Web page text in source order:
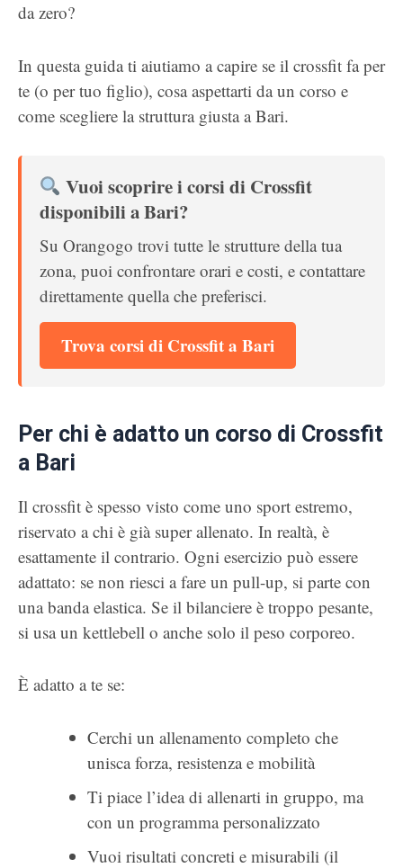
da zero?
In questa guida ti aiutiamo a capire se il crossfit fa per
te (o per tuo figlio), cosa aspettarti da un corso e
come scegliere la struttura giusta a Bari.
Vuoi scoprire i corsi di Crossfit
disponibili a Bari?
Su Orangogo trovi tutte le strutture della tua
zona, puoi confrontare orari e costi, e contattare
direttamente quella che preferisci.
Trova corsi di Crossfit a Bari
Per chi è adatto un corso di Crossfit
a Bari
Il crossfit è spesso visto come uno sport estremo,
riservato a chi è già super allenato. In realtà, è
esattamente il contrario. Ogni esercizio può essere
adattato: se non riesci a fare un pull-up, si parte con
una banda elastica. Se il bilanciere è troppo pesante,
si usa un kettlebell o anche solo il peso corporeo.
È adatto a te se:
Cerchi un allenamento completo che
unisca forza, resistenza e mobilità
Ti piace l’idea di allenarti in gruppo, ma
con un programma personalizzato
Vuoi risultati concreti e misurabili (il